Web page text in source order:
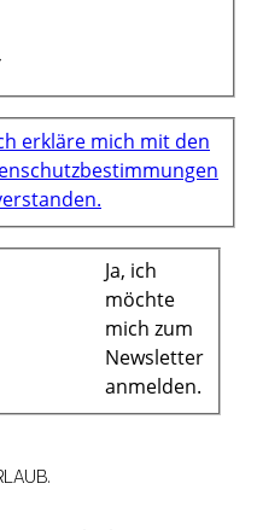
erkläre mich mit den
Ja, ich
möchte
mich zum
Newsletter
anmelden.